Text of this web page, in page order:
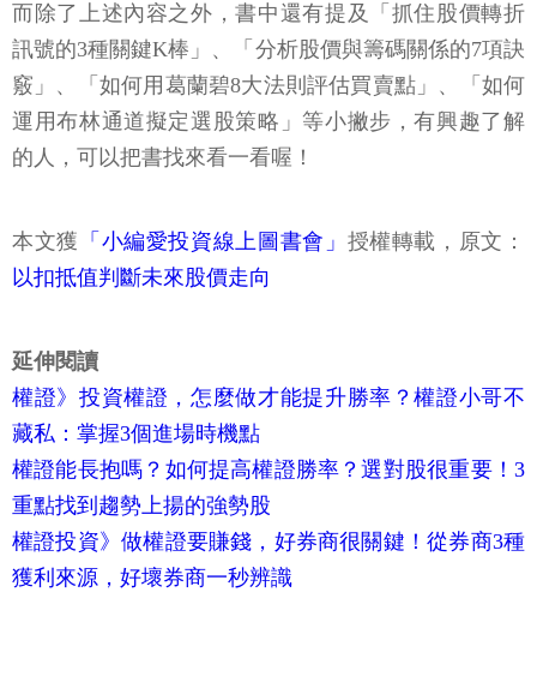
而除了上述內容之外，書中還有提及「抓住股價轉折
訊號的3種關鍵K棒」、「分析股價與籌碼關係的7項訣
竅」、「如何用葛蘭碧8大法則評估買賣點」、「如何
運用布林通道擬定選股策略」等小撇步，有興趣了解
的人，可以把書找來看一看喔！
本文獲 「小編愛投資線上圖書會」 授權轉載，原文：
以扣抵值判斷未來股價走向
延伸閱讀
權證》投資權證，怎麼做才能提升勝率？權證小哥不
藏私：掌握3個進場時機點
權證能長抱嗎？如何提高權證勝率？選對股很重要！3
重點找到趨勢上揚的強勢股
權證投資》做權證要賺錢，好券商很關鍵！從券商3種
獲利來源，好壞券商一秒辨識